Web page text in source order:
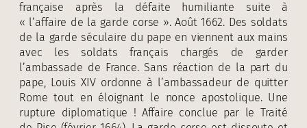
française après la défaite humiliante suite à
« l’affaire de la garde corse ». Août 1662. Des soldats
de la garde séculaire du pape en viennent aux mains
avec les soldats français chargés de garder
l’ambassade de France. Sans réaction de la part du
pape, Louis XIV ordonne à l’ambassadeur de quitter
Rome tout en éloignant le nonce apostolique. Une
rupture diplomatique ! Affaire conclue par le Traité